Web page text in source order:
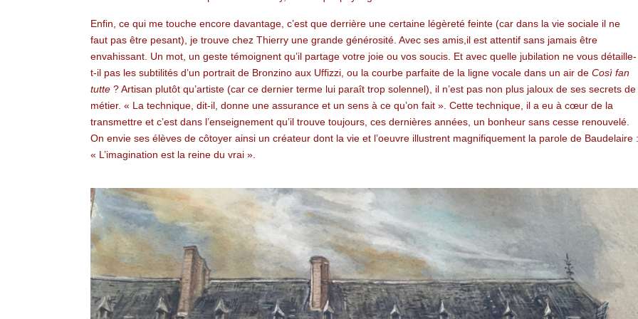
Enfin, ce qui me touche encore davantage, c’est que derrière une certaine légèreté feinte (car dans la vie sociale il ne
faut pas être pesant), je trouve chez Thierry une grande générosité. Avec ses amis,il est attentif sans jamais être
envahissant. Un mot, un geste témoignent qu’il partage votre joie ou vos soucis. Et avec quelle jubilation ne vous détaille-
t-il pas les subtilités d’un portrait de Bronzino aux Uffizzi, ou la courbe parfaite de la ligne vocale dans un air de Così fan
tutte ? Artisan plutôt qu’artiste (car ce dernier terme lui paraît trop solennel), il n’est pas non plus jaloux de ses secrets de
métier. « La technique, dit-il, donne une assurance et un sens à ce qu’on fait ». Cette technique, il a eu à cœur de la
transmettre et c’est dans l’enseignement qu’il trouve toujours, ces dernières années, un bonheur sans cesse renouvelé.
On envie ses élèves de côtoyer ainsi un créateur dont la vie et l’oeuvre illustrent magnifiquement la parole de Baudelaire :
« L’imagination est la reine du vrai ».